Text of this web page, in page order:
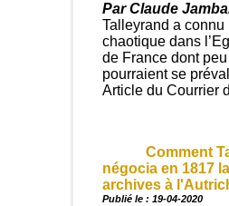
Par Claude
Talleyrand a connu
chaotique dans
de France dont
pourraient se
Article du Courrier
Comment
négocia en 1817
archives à
Publié le : 19-04-2020